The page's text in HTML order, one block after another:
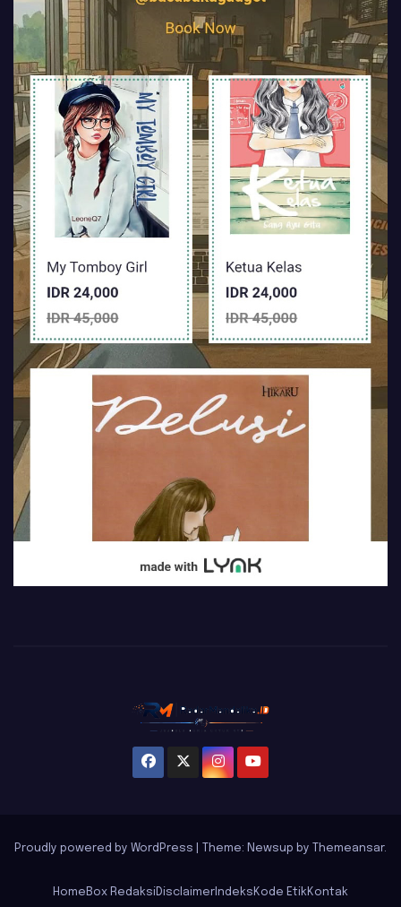
Proudly powered by WordPress Theme: Newsup by Themeansar.
Home Box Redaksi Disclaimer Indeks Kode Etik Kontak